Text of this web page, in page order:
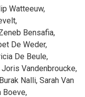
Watteeuw,
,
Bensafia,
De Weder,
De Beule,
Joris Vandenbroucke,
Burak Nalli, Sarah Van
Boeve,